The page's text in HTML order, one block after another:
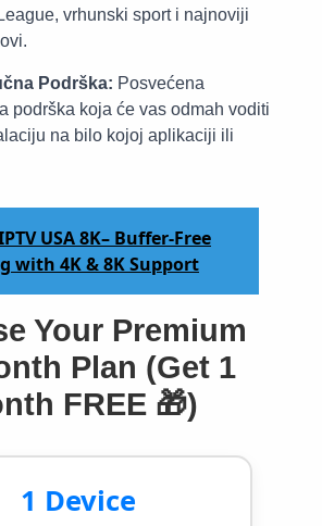
vrhunski sport i najnoviji
Podrška: Posvećena
podrška koja će vas odmah voditi
na bilo kojoj aplikaciji ili
USA 8K– Buffer-Free
with 4K & 8K Support
Your Premium
Plan (Get 1
FREE 🎁)
1 Device